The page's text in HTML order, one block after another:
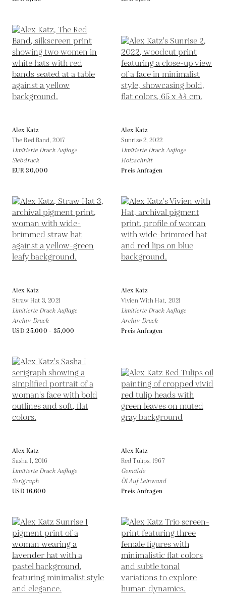
Alex Katz
The Red Band,2017
Limitierte Druck Auflage
Siebdruck
EUR 30,000
Alex Katz
Sunrise 2,2022
Limitierte Druck Auflage
Holzschnitt
Preis Anfragen
Alex Katz
Straw Hat 3,2021
Limitierte Druck Auflage
Archiv-Druck
USD 25,000 - 35,000
Alex Katz
Vivien With Hat, 2021
Limitierte Druck Auflage
Archiv-Druck
Preis Anfragen
Alex Katz
Sasha I, 2016
Limitierte Druck Auflage
Serigraph
USD 16,600
Alex Katz
Red Tulips,1967
Gemälde
Öl Auf Leinwand
Preis Anfragen